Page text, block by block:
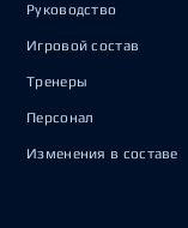
Руководство
Игровой состав
Тренеры
Персонал
Изменения в составе